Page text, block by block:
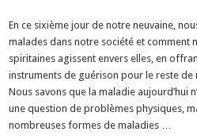
En ce sixième jour de notre neuvaine,
malades dans notre société et comment
spiritaines agissent envers elles, en
instruments de guérison pour le reste
Nous savons que la maladie aujourd’hui
une question de problèmes physiques,
nombreuses formes de maladies …